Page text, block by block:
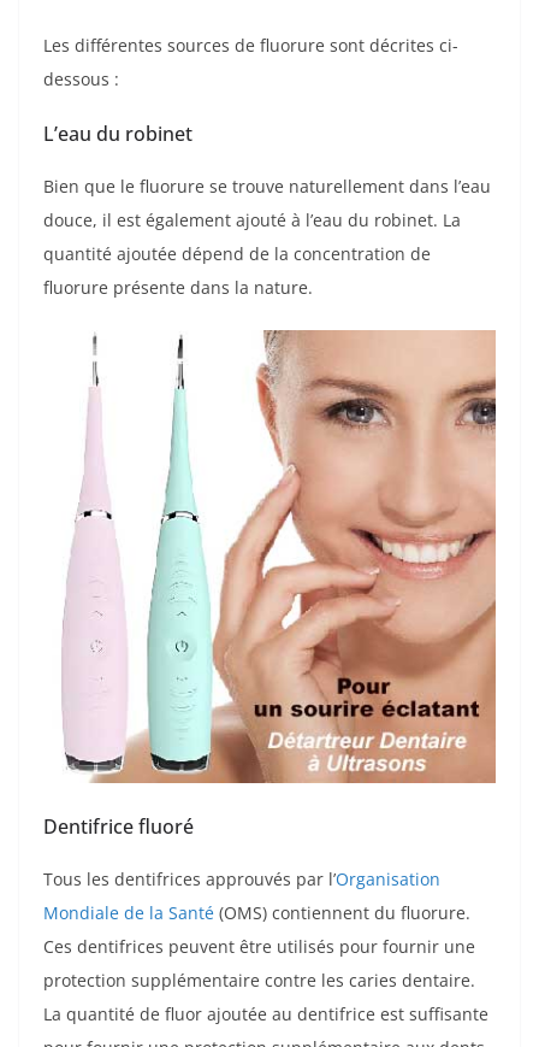
Les différentes sources de fluorure sont décrites ci-
dessous :
L’eau du robinet
Bien que le fluorure se trouve naturellement dans l’eau
douce, il est également ajouté à l’eau du robinet. La
quantité ajoutée dépend de la concentration de
fluorure présente dans la nature.
Dentifrice fluoré
Tous les dentifrices approuvés par l’Organisation
Mondiale de la Santé (OMS) contiennent du fluorure.
Ces dentifrices peuvent être utilisés pour fournir une
protection supplémentaire contre les caries dentaire.
La quantité de fluor ajoutée au dentifrice est suffisante